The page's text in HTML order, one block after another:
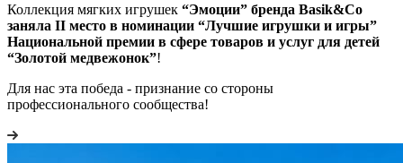
Коллекция мягких игрушек “Эмоции” бренда Basik&Co
заняла II место в номинации “Лучшие игрушки и игры”
Национальной премии в сфере товаров и услуг для детей
“Золотой медвежонок”!
Для нас эта победа - признание со стороны
профессионального сообщества!